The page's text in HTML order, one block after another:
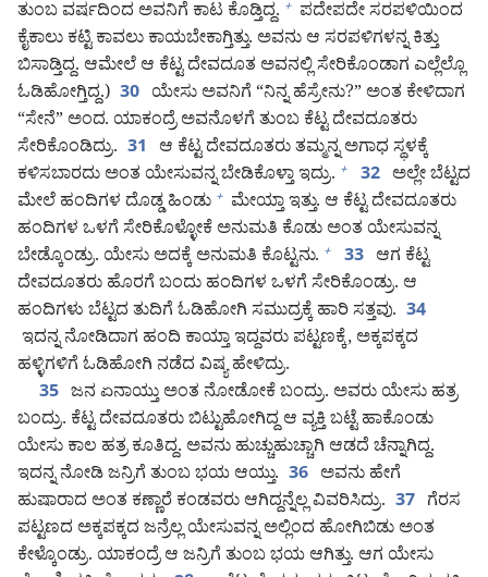
ತುಂಬ ವರ್ಷದಿಂದ ಅವನಿಗೆ ಕಾಟ ಕೊಡ್ತಿದ್ದ. + ಪದೇಪದೇ ಸರಪಳಿಯಿಂದ
ಕೈಕಾಲು ಕಟ್ಟಿ ಕಾವಲು ಕಾಯಬೇಕಾಗ್ತಿತ್ತು. ಅವನು ಆ ಸರಪಳಿಗಳನ್ನ ಕಿತ್ತು
ಬಿಸಾಡ್ತಿದ್ದ. ಆಮೇಲೆ ಆ ಕೆಟ್ಟ ದೇವದೂತ ಅವನಲ್ಲಿ ಸೇರಿಕೊಂಡಾಗ ಎಲ್ಲೆಲ್ಲೊ
ಓಡಿಹೋಗ್ತಿದ್ದ.) 30 ಯೇಸು ಅವನಿಗೆ “ನಿನ್ನ ಹೆಸ್ರೇನು?” ಅಂತ ಕೇಳಿದಾಗ
“ಸೇನೆ” ಅಂದ. ಯಾಕಂದ್ರೆ ಅವನೊಳಗೆ ತುಂಬ ಕೆಟ್ಟ ದೇವದೂತರು
ಸೇರಿಕೊಂಡಿದ್ರು. 31
ಆ ಕೆಟ್ಟ ದೇವದೂತರು ತಮ್ಮನ್ನ ಅಗಾಧ ಸ್ಥಳಕ್ಕೆ
ಕಳಿಸಬಾರದು ಅಂತ ಯೇಸುವನ್ನ ಬೇಡಿಕೊಳ್ತಾ ಇದ್ರು. + 32 ಅಲ್ಲೇ ಬೆಟ್ಟದ
ಮೇಲೆ ಹಂದಿಗಳ ದೊಡ್ಡ ಹಿಂಡು + ಮೇಯ್ತಾ ಇತ್ತು. ಆ ಕೆಟ್ಟ ದೇವದೂತರು
ಹಂದಿಗಳ ಒಳಗೆ ಸೇರಿಕೊಳ್ಳೋಕೆ ಅನುಮತಿ ಕೊಡು ಅಂತ ಯೇಸುವನ್ನ
ಬೇಡ್ಕೊಂಡ್ರು. ಯೇಸು ಅದಕ್ಕೆ ಅನುಮತಿ ಕೊಟ್ಟನು. + 33 ಆಗ ಕೆಟ್ಟ
ದೇವದೂತರು ಹೊರಗೆ ಬಂದು ಹಂದಿಗಳ ಒಳಗೆ ಸೇರಿಕೊಂಡ್ರು. ಆ
ಹಂದಿಗಳು ಬೆಟ್ಟದ ತುದಿಗೆ ಓಡಿಹೋಗಿ ಸಮುದ್ರಕ್ಕೆ ಹಾರಿ ಸತ್ತವು. 34
ಇದನ್ನ ನೋಡಿದಾಗ ಹಂದಿ ಕಾಯ್ತಾ ಇದ್ದವರು ಪಟ್ಟಣಕ್ಕೆ, ಅಕ್ಕಪಕ್ಕದ
ಹಳ್ಳಿಗಳಿಗೆ ಓಡಿಹೋಗಿ ನಡೆದ ವಿಷ್ಯ ಹೇಳಿದ್ರು.
35 ಜನ ಏನಾಯ್ತು ಅಂತ ನೋಡೋಕೆ ಬಂದ್ರು. ಅವರು ಯೇಸು ಹತ್ರ
ಬಂದ್ರು. ಕೆಟ್ಟ ದೇವದೂತರು ಬಿಟ್ಟುಹೋಗಿದ್ದ ಆ ವ್ಯಕ್ತಿ ಬಟ್ಟೆ ಹಾಕೊಂಡು
ಯೇಸು ಕಾಲ ಹತ್ರ ಕೂತಿದ್ದ. ಅವನು ಹುಚ್ಚುಹುಚ್ಚಾಗಿ ಆಡದೆ ಚೆನ್ನಾಗಿದ್ದ.
ಇದನ್ನ ನೋಡಿ ಜನ್ರಿಗೆ ತುಂಬ ಭಯ ಆಯ್ತು. 36 ಅವನು ಹೇಗೆ
ಹುಷಾರಾದ ಅಂತ ಕಣ್ಣಾರೆ ಕಂಡವರು ಆಗಿದ್ದನ್ನೆಲ್ಲ ವಿವರಿಸಿದ್ರು. 37 ಗೆರಸ
ಪಟ್ಟಣದ ಅಕ್ಕಪಕ್ಕದ ಜನ್ರೆಲ್ಲ ಯೇಸುವನ್ನ ಅಲ್ಲಿಂದ ಹೋಗಿಬಿಡು ಅಂತ
ಕೇಳ್ಕೊಂಡ್ರು. ಯಾಕಂದ್ರೆ ಆ ಜನ್ರಿಗೆ ತುಂಬ ಭಯ ಆಗಿತ್ತು. ಆಗ ಯೇಸು